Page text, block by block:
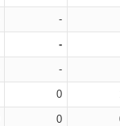
-
-
-
0
0